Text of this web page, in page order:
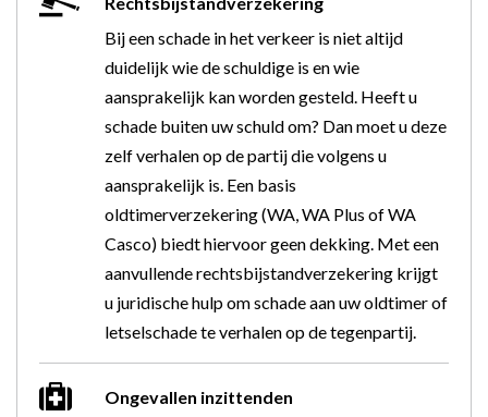
Bij een schade in het verkeer is niet altijd
duidelijk wie de schuldige is en wie
aansprakelijk kan worden gesteld. Heeft u
schade buiten uw schuld om? Dan moet u deze
zelf verhalen op de partij die volgens u
aansprakelijk is. Een basis
oldtimerverzekering (WA, WA Plus of WA
Casco) biedt hiervoor geen dekking. Met een
aanvullende rechtsbijstandverzekering krijgt
u juridische hulp om schade aan uw oldtimer of
letselschade te verhalen op de tegenpartij.
Ongevallen inzittenden